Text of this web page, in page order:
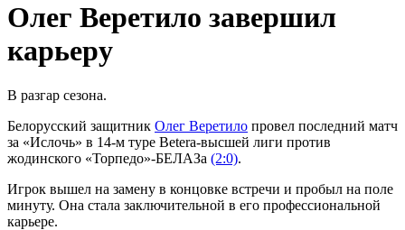
Олег Веретило завершил
карьеру
В разгар сезона.
Белорусский защитник Олег Веретило провел последний матч
за «Ислочь» в 14-м туре Betera-высшей лиги против
жодинского «Торпедо»-БЕЛАЗа (2:0).
Игрок вышел на замену в концовке встречи и пробыл на поле
минуту. Она стала заключительной в его профессиональной
карьере.